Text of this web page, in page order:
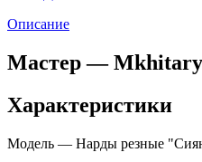
Описание
Мастер —
Характеристики
Модель — Нарды резные